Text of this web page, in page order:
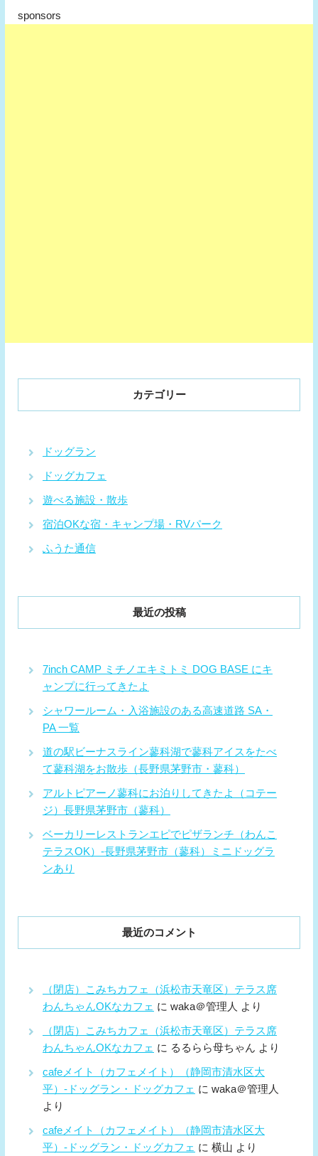
sponsors
カテゴリー
ドッグラン
ドッグカフェ
遊べる施設・散歩
宿泊OKな宿・キャンプ場・RVパーク
ふうた通信
最近の投稿
7inch CAMP ミチノエキミトミ DOG BASE にキ
ャンプに行ってきたよ
シャワールーム・入浴施設のある高速道路 SA・
PA 一覧
道の駅ビーナスライン蓼科湖で蓼科アイスをたべ
て蓼科湖をお散歩（長野県茅野市・蓼科）
アルトピアーノ蓼科にお泊りしてきたよ（コテー
ジ）長野県茅野市（蓼科）
ベーカリーレストランエピでピザランチ（わんこ
テラスOK）-長野県茅野市（蓼科）ミニドッグラ
ンあり
最近のコメント
（閉店）こみちカフェ（浜松市天竜区）テラス席
わんちゃんOKなカフェ に waka＠管理人 より
（閉店）こみちカフェ（浜松市天竜区）テラス席
わんちゃんOKなカフェ に るるらら母ちゃん より
cafeメイト（カフェメイト）（静岡市清水区大
平）-ドッグラン・ドッグカフェ に waka＠管理人
より
cafeメイト（カフェメイト）（静岡市清水区大
平）-ドッグラン・ドッグカフェ に 横山 より